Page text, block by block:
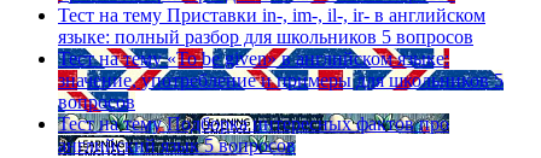
Тест на тему Приставки in-, im-, il-, ir- в английском
языке: полный разбор для школьников 5 вопросов
Тест на тему «To be given» в английском языке:
значение, употребление и примеры для школьников 5
вопросов
Тест на тему Подборка интересных фактов про
английский язык 5 вопросов